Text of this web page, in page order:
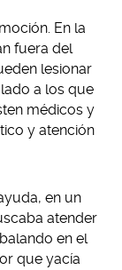
En la
fuera del
lesionar
a los que
médicos y
y atención
en un
atender
en el
que yacía